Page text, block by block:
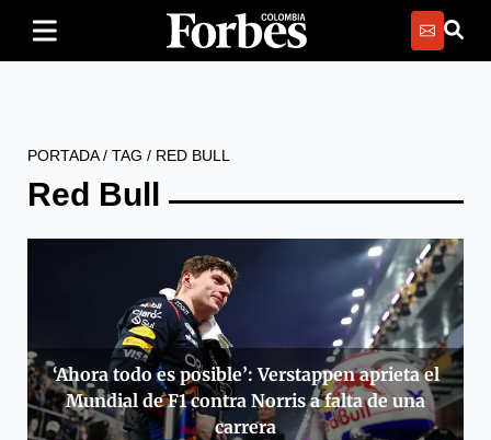
PORTADA/ TAG / RED BULL
Red Bull
‘Ahora todo es posible’: Verstappen aprieta el
Mundial de F1 contra Norris a falta de una
carrera